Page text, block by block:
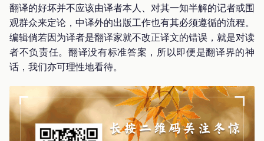
翻译的好坏并不应该由译者本人、对其一知半解的记者或围
观群众来定论，中译外的出版工作也有其必须遵循的流程。
编辑倘若因为译者是翻译家就不改正译文的错误，就是对读
者不负责任。翻译没有标准答案，所以即便是翻译界的神
话，我们亦可理性地看待。